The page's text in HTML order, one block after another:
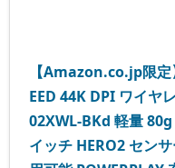
【Amazon.co.jp限
EED 44K DPI ワイヤ
02XWL-BKd 軽量
イッチ HERO2 セン